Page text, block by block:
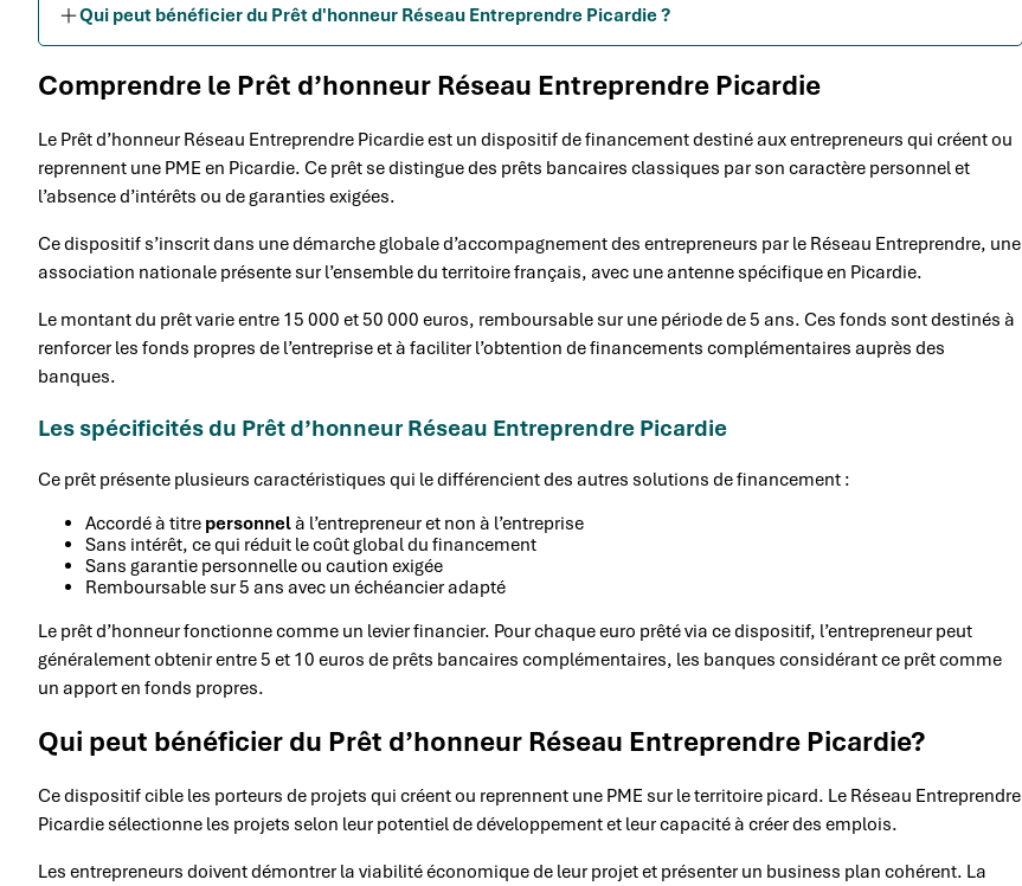
Qui peut bénéficier du Prêt d'honneur Réseau Entreprendre Picardie ?
Comprendre le Prêt d’honneur Réseau Entreprendre Picardie
Le Prêt d’honneur Réseau Entreprendre Picardie est un dispositif de financement destiné aux entrepreneurs qui créent ou
reprennent une PME en Picardie. Ce prêt se distingue des prêts bancaires classiques par son caractère personnel et
l’absence d’intérêts ou de garanties exigées.
Ce dispositif s’inscrit dans une démarche globale d’accompagnement des entrepreneurs par le Réseau Entreprendre, une
association nationale présente sur l’ensemble du territoire français, avec une antenne spécifique en Picardie.
Le montant du prêt varie entre 15 000 et 50 000 euros, remboursable sur une période de 5 ans. Ces fonds sont destinés à
renforcer les fonds propres de l’entreprise et à faciliter l’obtention de financements complémentaires auprès des
banques.
Les spécificités du Prêt d’honneur Réseau Entreprendre Picardie
Ce prêt présente plusieurs caractéristiques qui le différencient des autres solutions de financement :
Accordé à titre personnelà l’entrepreneur et non à l’entreprise
Sans intérêt, ce qui réduit le coût global du financement
Sans garantie personnelle ou caution exigée
Remboursable sur 5 ans avec un échéancier adapté
Le prêt d’honneur fonctionne comme un levier financier. Pour chaque euro prêté via ce dispositif, l’entrepreneur peut
généralement obtenir entre 5 et 10 euros de prêts bancaires complémentaires, les banques considérant ce prêt comme
un apport en fonds propres.
Qui peut bénéficier du Prêt d’honneur Réseau Entreprendre Picardie?
Ce dispositif cible les porteurs de projets qui créent ou reprennent une PME sur le territoire picard. Le Réseau Entreprendre
Picardie sélectionne les projets selon leur potentiel de développement et leur capacité à créer des emplois.
Les entrepreneurs doivent démontrer la viabilité économique de leur projet et présenter un business plan cohérent. La